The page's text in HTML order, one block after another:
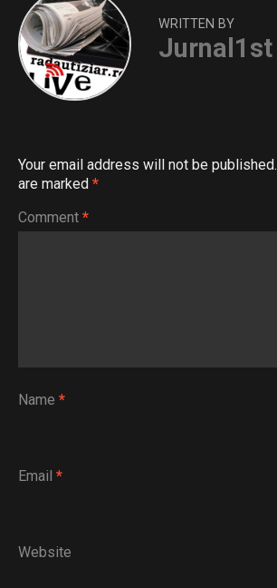
WRITTEN BY
Jurnal1st
Your email address will not be published.
are marked *
Comment *
Name *
Email *
Website